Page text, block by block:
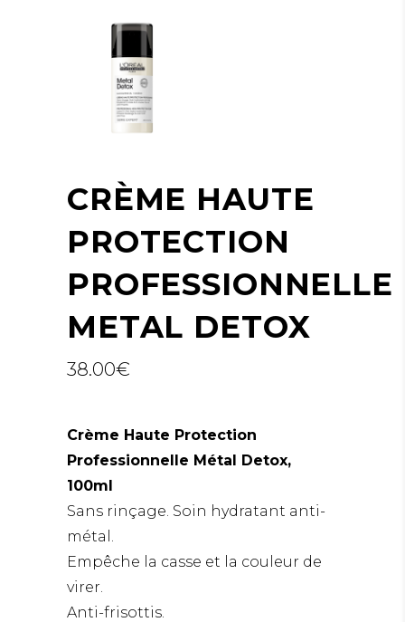
CRÈME HAUTE
PROTECTION
PROFESSIONNELLE
METAL DETOX
38.00€
Crème Haute Protection
Professionnelle Métal Detox,
100ml
Sans rinçage. Soin hydratant anti-
métal.
Empêche la casse et la couleur de
virer.
Anti-frisottis.